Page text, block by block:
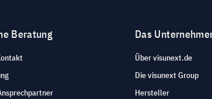
Beratung Das
Über visunext.de
Die visunext Group
Hersteller